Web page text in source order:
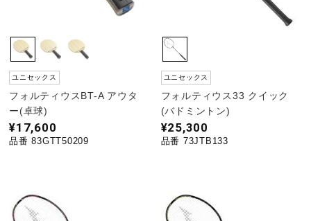
健康／エクササイズ
ジュニア／キッズ
セール
ユニセックス
フォルティウスBT-A アウタ
ー(卓球)
¥17,600
品番 83GTT50209
ユニセックス
フォルティウス33 クイック
(バドミントン)
¥25,300
品番 73JTB133